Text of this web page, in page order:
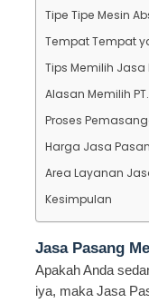
Tipe Tipe Mesin
Tempat Tempat
Tips Memilih
Alasan Memilih
Proses
Harga Jasa
Area Layanan
Kesimpulan
Jasa Pasang
Apakah Anda
iya, maka Jasa